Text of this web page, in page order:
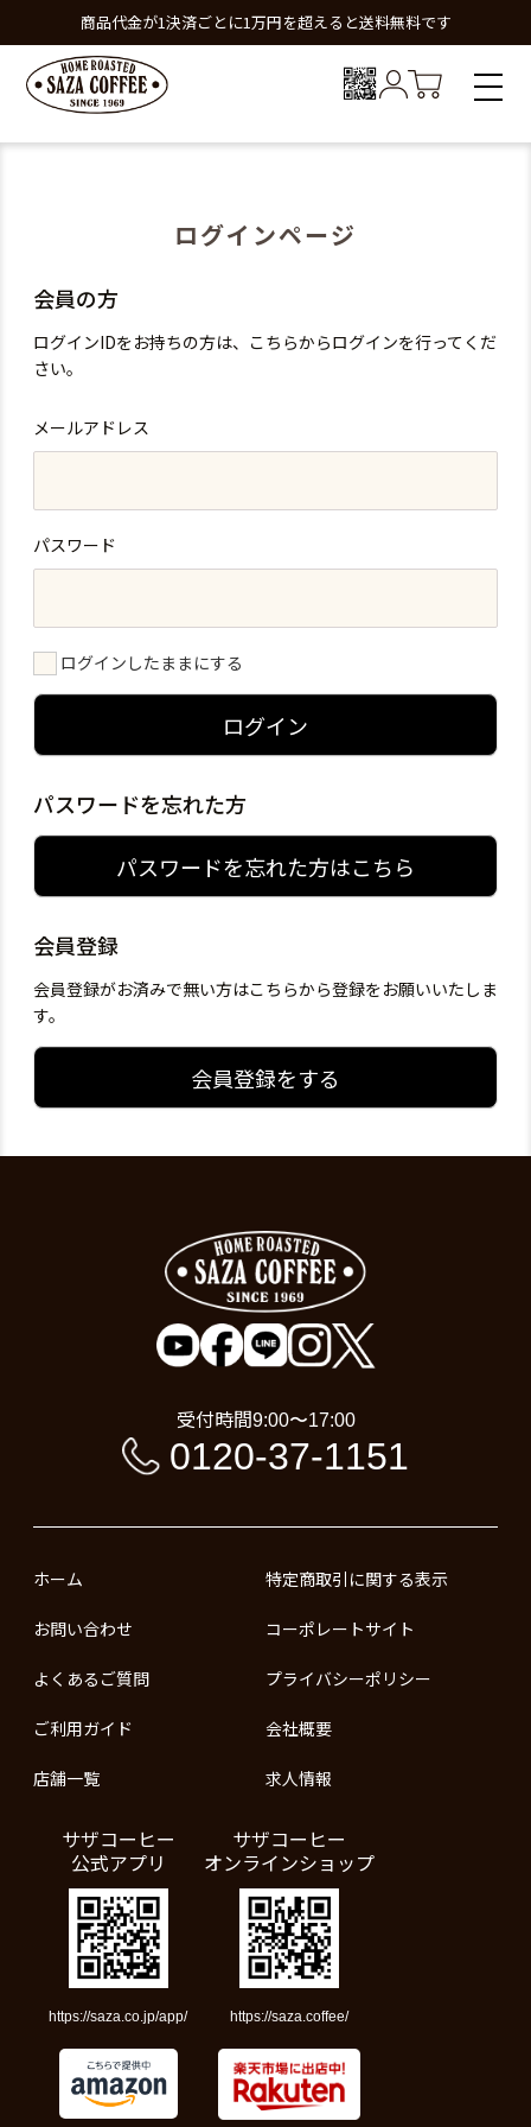
商品代金が1決済ごとに1万円を超えると送料無料です
ログインページ
会員の方
ログインIDをお持ちの方は、こちらからログインを行ってくだ
さい。
メールアドレス
パスワード
ログインしたままにする
ログイン
パスワードを忘れた方
パスワードを忘れた方はこちら
会員登録
会員登録がお済みで無い方はこちらから登録をお願いいたしま
す。
会員登録をする
受付時間9:00〜17:00
0120-37-1151
ホーム
お問い合わせ
よくあるご質問
ご利用ガイド
店舗一覧
特定商取引に関する表示
コーポレートサイト
プライバシーポリシー
会社概要
求人情報
サザコーヒー
公式アプリ
https://saza.co.jp/app/
サザコーヒー
オンラインショップ
https://saza.coffee/